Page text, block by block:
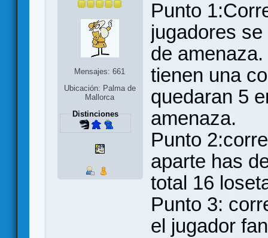
Mensajes: 661
Ubicación: Palma de
Mallorca
Distinciones
Punto
jugadores
de
tienen una
quedaran 5
amenaza.
Punto
aparte has
total 16
Punto 3:
el jugador